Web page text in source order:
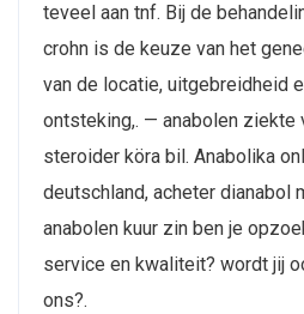
teveel aan tnf. Bij de
crohn is de keuze van het
van de locatie, uitgebreidheid
ontsteking,. — anabolen ziekte
steroider köra bil. Anabolika
deutschland, acheter dianabol
anabolen kuur zin ben je
service en kwaliteit? wordt jij
ons?.